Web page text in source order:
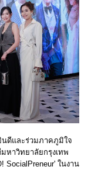
นดีและร่วมภาคภูมิใจ
หาวิทยาลัยกรุงเทพ
SocialPreneur' ในงาน